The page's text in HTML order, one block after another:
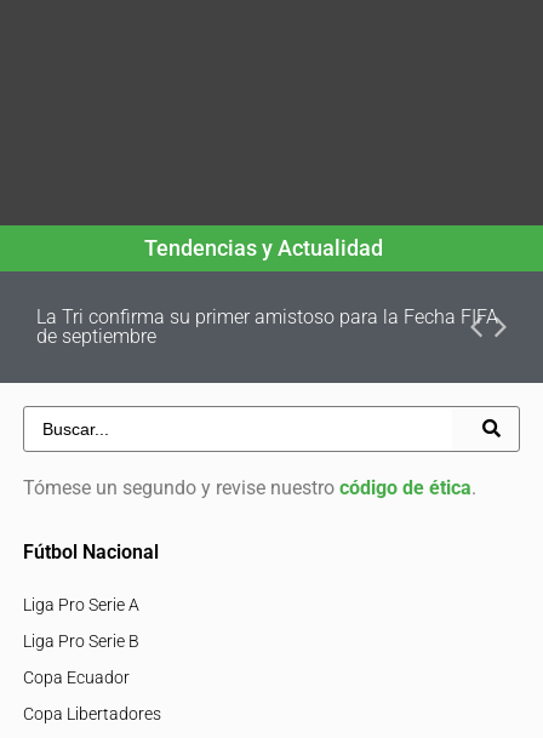
Tendencias y Actualidad
La Tri confirma su primer amistoso para la Fecha FIFA
de septiembre
Tómese un segundo y revise nuestro código de ética.
Fútbol Nacional
Liga Pro Serie A
Liga Pro Serie B
Copa Ecuador
Copa Libertadores